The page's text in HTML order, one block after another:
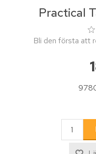
Practical
Bli den första att